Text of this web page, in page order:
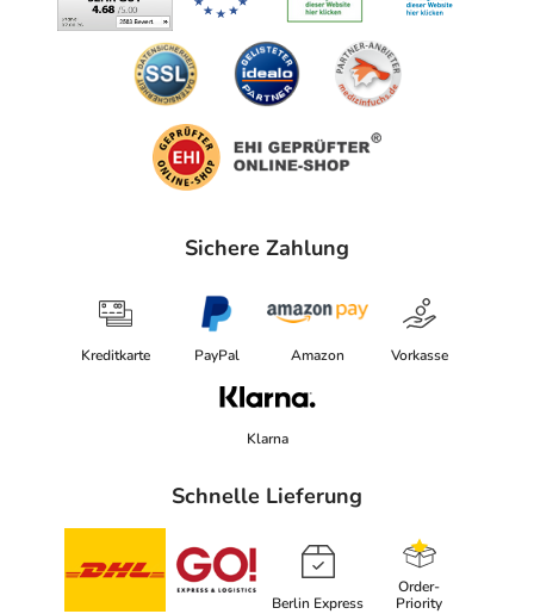
Sichere Zahlung
Kreditkarte PayPal Amazon Vorkasse
Klarna
Schnelle Lieferung
Berlin Express
Order-
Priority